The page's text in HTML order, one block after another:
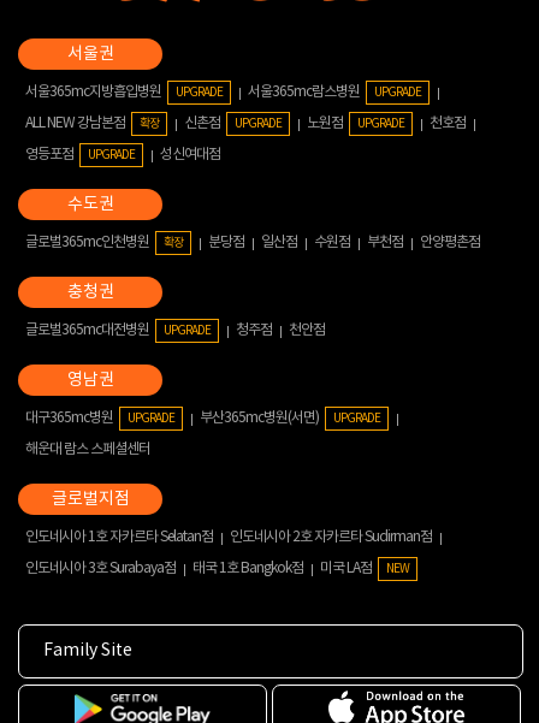
서울365mc지방흡입병원 UPGRADE 서울365mc람스병원 UPGRADE
ALL NEW 강남본점 확장 신촌점 UPGRADE 노원점 UPGRADE
천호점
영등포점
UPGRADE 성신여대점
글로벌365mc인천병원 확장 분당점 일산점 수원점 부천점 안양평촌점
글로벌365mc대전병원 UPGRADE 청주점 천안점
대구365mc병원 UPGRADE 부산365mc병원(서면) UPGRADE
해운대 람스 스페셜센터
인도네시아 1호 자카르타 Selatan점
인도네시아 2호 자카르타 Sudirman점
인도네시아 3호 Surabaya점
태국 1호 Bangkok점 미국 LA점 NEW
Family Site